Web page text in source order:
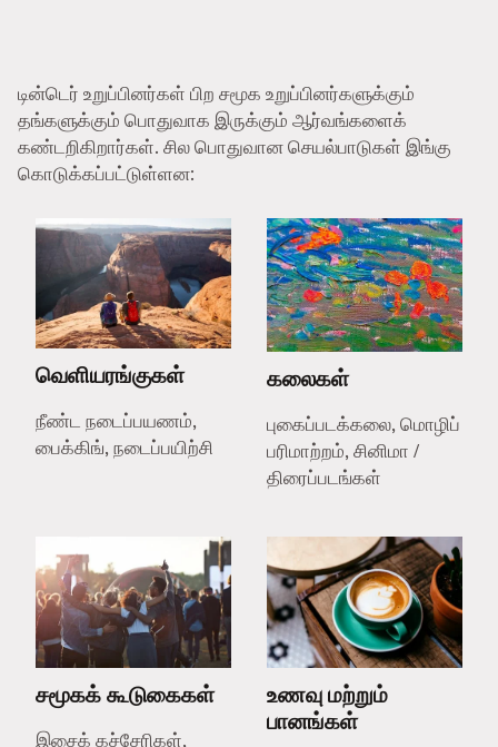
டின்டெர் உறுப்பினர்கள் பிற சமூக உறுப்பினர்களுக்கும்
தங்களுக்கும் பொதுவாக இருக்கும் ஆர்வங்களைக்
கண்டறிகிறார்கள். சில பொதுவான செயல்பாடுகள் இங்கு
கொடுக்கப்பட்டுள்ளன:
வெளியரங்குகள்
நீண்ட நடைப்பயணம்,
பைக்கிங், நடைப்பயிற்சி
கலைகள்
புகைப்படக்கலை, மொழிப்
பரிமாற்றம், சினிமா /
திரைப்படங்கள்
சமூகக் கூடுகைகள்
இசைக் கச்சேரிகள்,
உணவு மற்றும்
பானங்கள்